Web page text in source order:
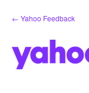
Aller
au
← Yahoo Feedback